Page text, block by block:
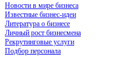
Новости в мире бизнеса
Известные бизнес-идеи
Литература о бизнесе
Личный рост бизнесмена
Рекрутинговые услуги
Подбор персонала